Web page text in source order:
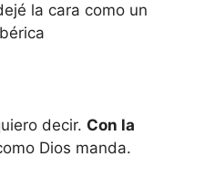
la cara como un
decir. Con la
Dios manda.